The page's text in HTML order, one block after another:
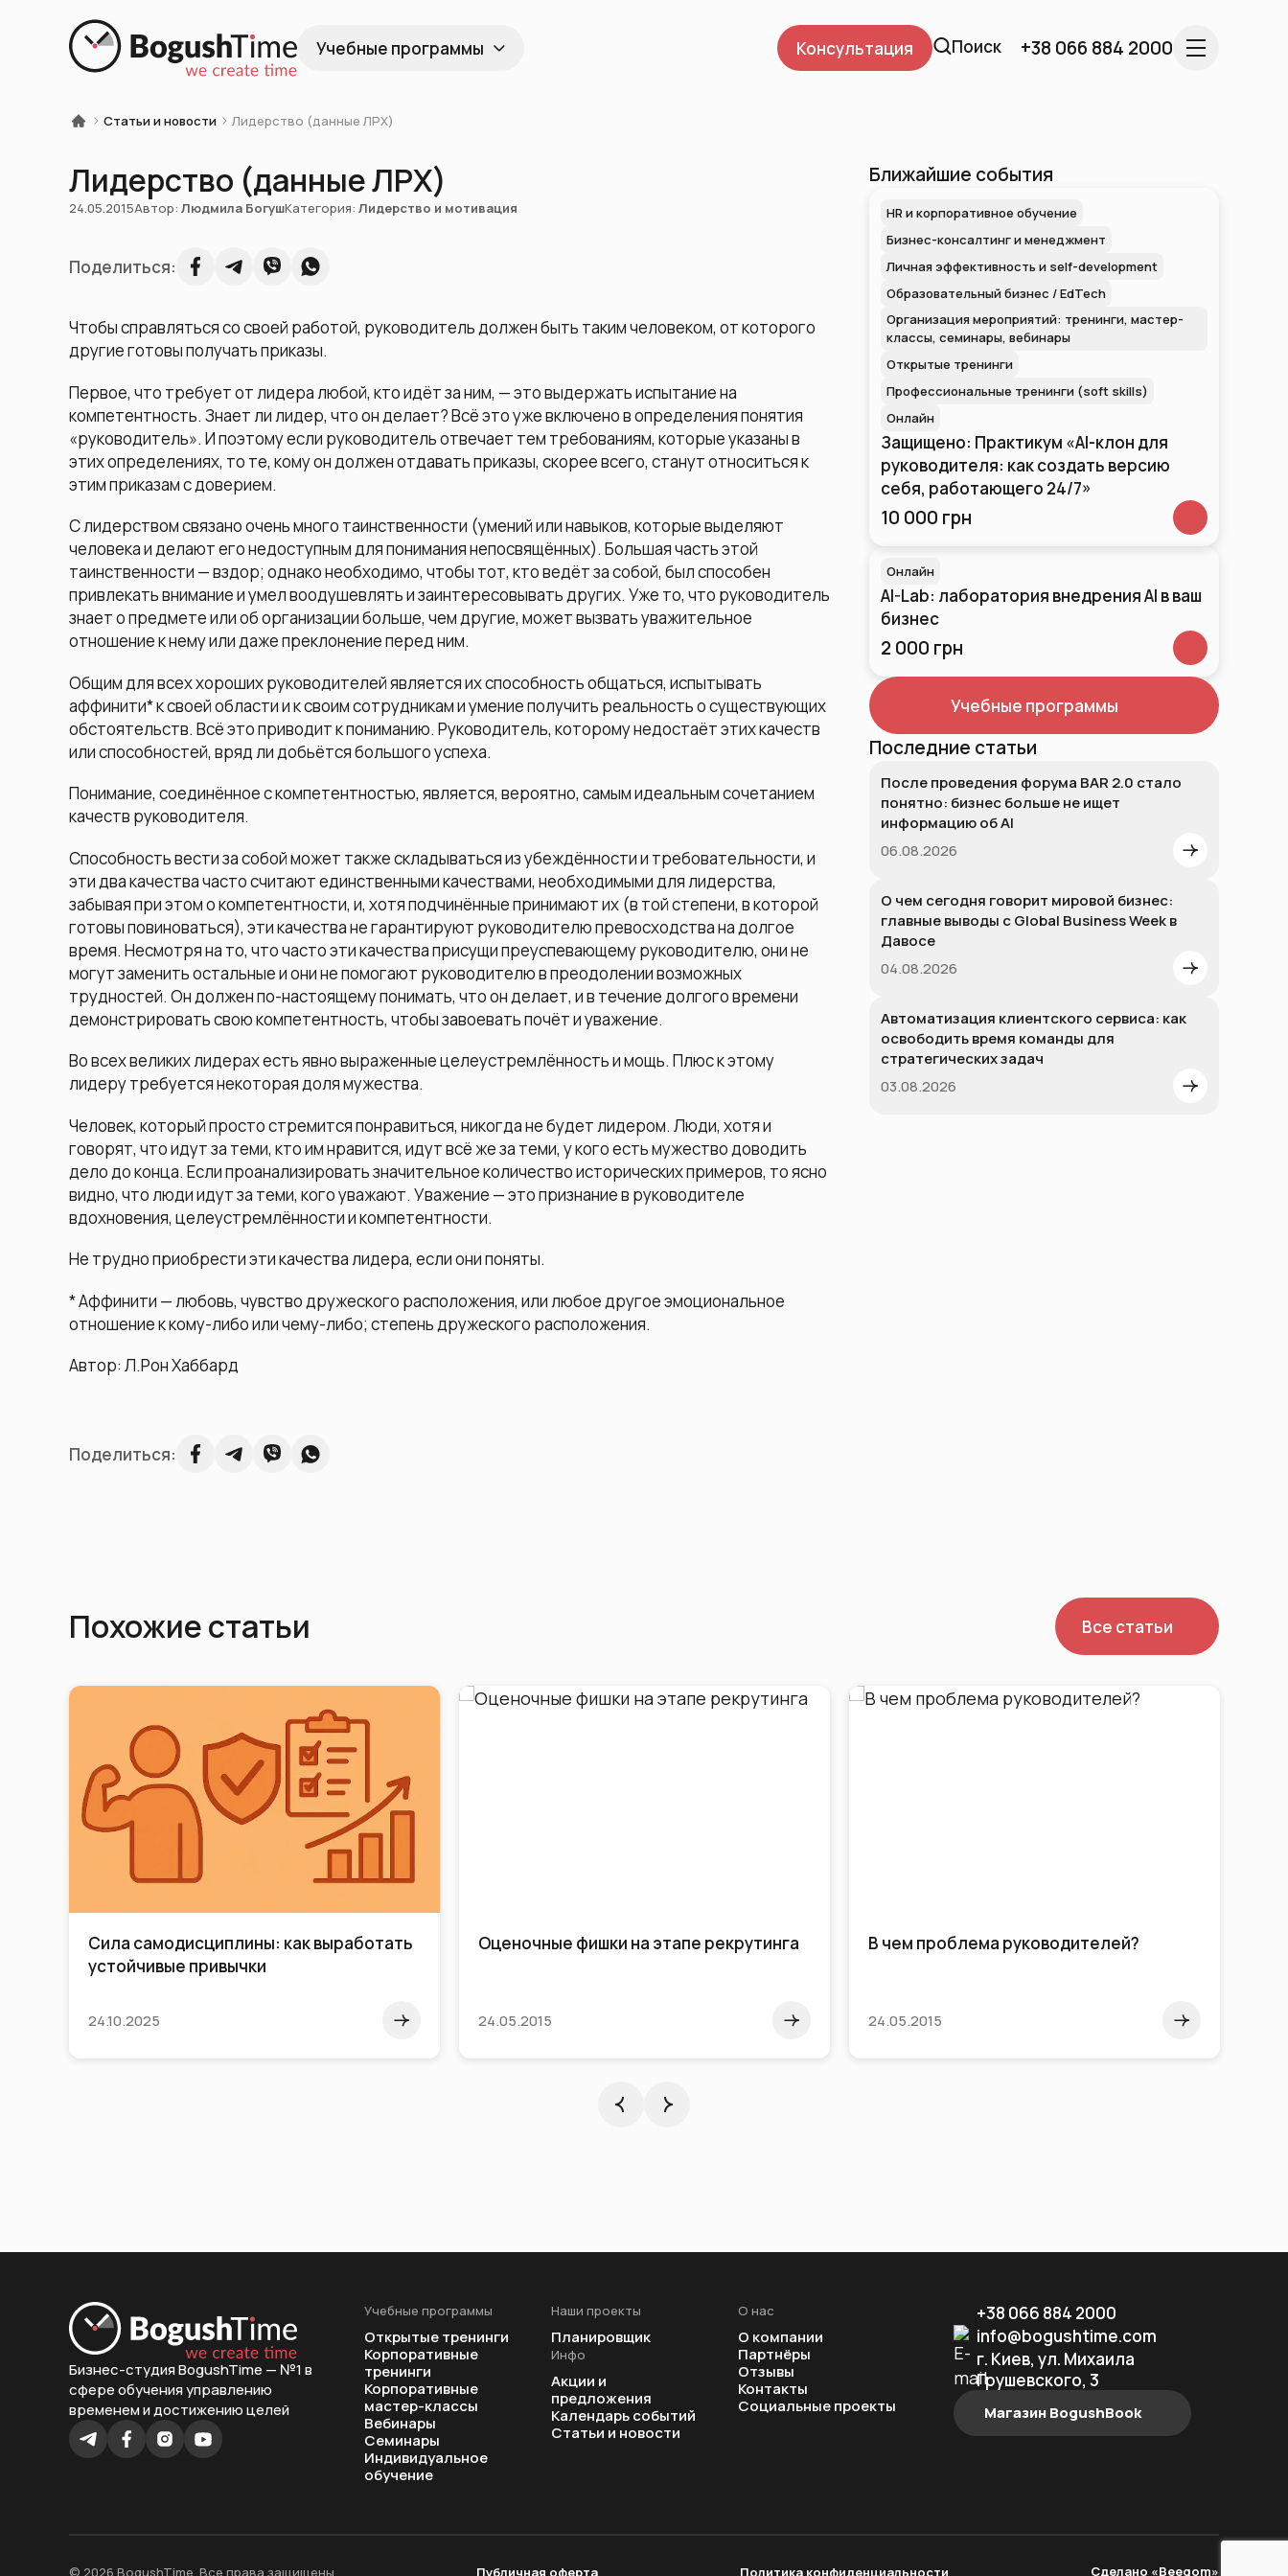
Учебные программы Консультация Поиск +38 066 884 2000
Статьи и новости Лидерство (данные ЛРХ)
Лидерство (данные ЛРХ)
24.05.2015Автор: Людмила БогушКатегория: Лидерство и мотивация
Поделиться:
Чтобы справляться со своей работой, руководитель должен быть таким человеком, от которого
другие готовы получать приказы.
Первое, что требует от лидера любой, кто идёт за ним, — это выдержать испытание на
компетентность. Знает ли лидер, что он делает? Всё это уже включено в определения понятия
«руководитель». И поэтому если руководитель отвечает тем требованиям, которые указаны в
этих определениях, то те, кому он должен отдавать приказы, скорее всего, станут относиться к
этим приказам с доверием.
С лидерством связано очень много таинственности (умений или навыков, которые выделяют
человека и делают его недоступным для понимания непосвящённых). Бoльшая часть этой
таинственности — вздор; однако необходимо, чтобы тот, кто ведёт за собой, был способен
привлекать внимание и умел воодушевлять и заинтересовывать других. Уже то, что руководитель
знает о предмете или об организации больше, чем другие, может вызвать уважительное
отношение к нему или даже преклонение перед ним.
Общим для всех хороших руководителей является их способность общаться, испытывать
аффинити* к своей области и к своим сотрудникам и умение получить реальность о существующих
обстоятельств. Всё это приводит к пониманию. Руководитель, которому недостаёт этих качеств
или способностей, вряд ли добьётся большого успеха.
Понимание, соединённое с компетентностью, является, вероятно, самым идеальным сочетанием
качеств руководителя.
Способность вести за собой может также складываться из убеждённости и требовательности, и
эти два качества часто считают единственными качествами, необходимыми для лидерства,
забывая при этом о компетентности, и, хотя подчинённые принимают их (в той степени, в которой
готовы повиноваться), эти качества не гарантируют руководителю превосходства на долгое
время. Несмотря на то, что часто эти качества присущи преуспевающему руководителю, они не
могут заменить остальные и они не помогают руководителю в преодолении возможных
трудностей. Он должен по-настоящему понимать, что он делает, и в течение долгого времени
демонстрировать свою компетентность, чтобы завоевать почёт и уважение.
Во всех великих лидерах есть явно выраженные целеустремлённость и мощь. Плюс к этому
лидеру требуется некоторая доля мужества.
Человек, который просто стремится понравиться, никогда не будет лидером. Люди, хотя и
говорят, что идут за теми, кто им нравится, идут всё же за теми, у кого есть мужество доводить
дело до конца. Если проанализировать значительное количество исторических примеров, то ясно
видно, что люди идут за теми, кого уважают. Уважение — это признание в руководителе
вдохновения, целеустремлённости и компетентности.
Не трудно приобрести эти качества лидера, если они поняты.
* Аффинити — любовь, чувство дружеского расположения, или любое другое эмоциональное
отношение к кому-либо или чему-либо; степень дружеского расположения.
Автор: Л.Рон Хаббард
Поделиться:
Ближайшие события
HR и корпоративное обучение
Бизнес-консалтинг и менеджмент
Личная эффективность и self-development
Образовательный бизнес / EdTech
Организация мероприятий: тренинги, мастер-
классы, семинары, вебинары
Открытые тренинги
Профессиональные тренинги (soft skills)
Онлайн
Защищено: Практикум «AI-клон для
руководителя: как создать версию
себя, работающего 24/7»
10 000 грн
Онлайн
AI-Lab: лаборатория внедрения AI в ваш
бизнес
2 000 грн
Учебные программы
Последние статьи
После проведения форума BAR 2.0 стало
понятно: бизнес больше не ищет
информацию об AI
06.08.2026
О чем сегодня говорит мировой бизнес:
главные выводы с Global Business Week в
Давосе
04.08.2026
Автоматизация клиентского сервиса: как
освободить время команды для
стратегических задач
03.08.2026
Похожие статьи Все статьи
Сила самодисциплины: как выработать
устойчивые привычки
24.10.2025
Оценочные фишки на этапе рекрутинга
24.05.2015
В чем проблема руководителей?
24.05.2015
Бизнес-студия BogushTime — №1 в
сфере обучения управлению
временем и достижению целей
Учебные программы
Открытые тренинги
Корпоративные
тренинги
Корпоративные
мастер-классы
Вебинары
Семинары
Индивидуальное
обучение
Наши проекты
Планировщик
Инфо
Акции и
предложения
Календарь событий
Статьи и новости
О нас
О компании
Партнёры
Отзывы
Контакты
Социальные проекты
+38 066 884 2000
info@bogushtime.com
г. Киев, ул. Михаила
Грушевского, 3
Магазин BogushBook
© 2026 BogushTime. Все права защищены Публичная оферта Политика конфиденциальности Сделано «Beegom»